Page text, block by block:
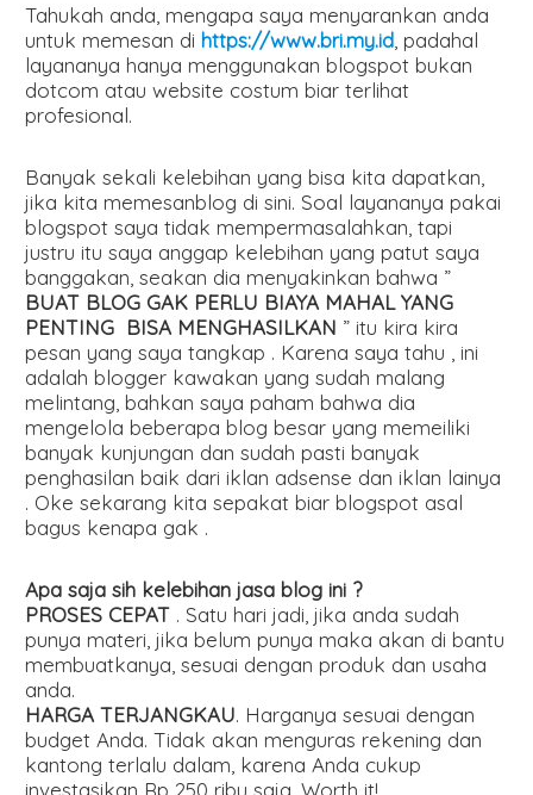
Tahukah anda, mengapa saya menyarankan anda
untuk memesan dihttps://www.bri.my.id , padahal
layananya hanya menggunakan blogspot bukan
dotcom atau website costum biar terlihat
profesional.
Banyak sekali kelebihan yang bisa kita dapatkan,
jika kita memesanblog di sini. Soal layananya pakai
blogspot saya tidak mempermasalahkan, tapi
justru itu saya anggap kelebihan yang patut saya
banggakan, seakan dia menyakinkan bahwa ”
BUAT BLOG GAK PERLU BIAYA MAHAL YANG
PENTING BISA MENGHASILKAN ” itu kira kira
pesan yang saya tangkap . Karena saya tahu , ini
adalah blogger kawakan yang sudah malang
melintang, bahkan saya paham bahwa dia
mengelola beberapa blog besar yang memeiliki
banyak kunjungan dan sudah pasti banyak
penghasilan baik dari iklan adsense dan iklan lainya
. Oke sekarang kita sepakat biar blogspot asal
bagus kenapa gak .
Apa saja sih kelebihan jasa blog ini ?
PROSES CEPAT . Satu hari jadi, jika anda sudah
punya materi, jika belum punya maka akan di bantu
membuatkanya, sesuai dengan produk dan usaha
anda.
HARGA TERJANGKAU. Harganya sesuai dengan
budget Anda. Tidak akan menguras rekening dan
kantong terlalu dalam, karena Anda cukup
investasikan Rp 250 ribu saja. Worth it!